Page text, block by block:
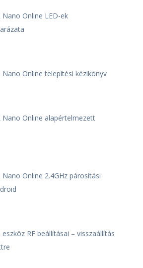
Nano Online LED-ek
Nano Online telepítési kézikönyv
Nano Online alapértelmezett
Nano Online 2.4GHz párosítási
eszköz RF beállításai – visszaállítás